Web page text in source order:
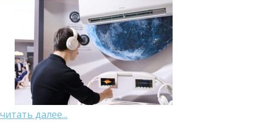
читать далее...